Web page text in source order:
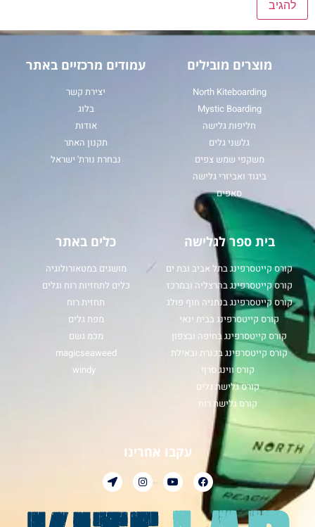
מוצרים מובילים
North Kiteboarding
Mystic Boarding
חליפות גלישה
גלשני גלים
משקפי שמש צפים
ביגוד ואביזרי גלישה
סאפים
עמודים מרכזיים באתר
יצירת קשר
בלוג
אודות
תקנון האתר
נבחרת נורת' ישראל
בית ספר לגלישה
קורס קייטסרפינג בתל אביב ובת ים
קורס קייטסרפינג בהרצליה ובמרכז
קורס קייטסרפינג בנתניה חוף פולג
קורס קייטסרפינג בבית ינאי
קורס קייטסרפינג בחיפה ובצפון
קורס קייטסרפינג בכנרת ובאילת
קורס ווינג סרף
קורס גלישת גלים
קורס גלישת רוח
כלים באתר
מושגים במטאורולוגיה
כלים לתחזיות רוח וגלים
תחזית רוח
מפת גלים
מכמ גשם
magicseaweed
windy
עקבו אחרינו